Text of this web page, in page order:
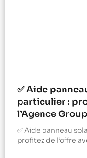
✅ Aide
particulier :
l’Agence
✅ Aide panneau
profitez de l’offre